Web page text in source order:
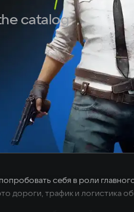
catalog
себя в роли
дороги, трафик и логистика